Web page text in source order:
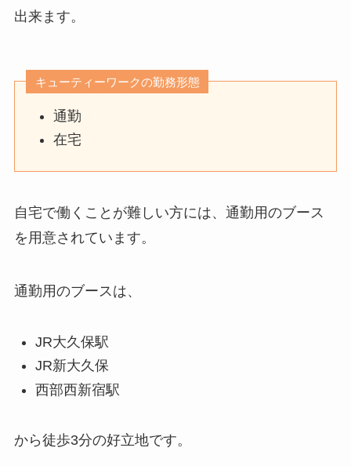
出来ます。
キューティーワークの勤務形態
通勤
在宅
自宅で働くことが難しい方には、通勤用のブース
を用意されています。
通勤用のブースは、
JR大久保駅
JR新大久保
西部西新宿駅
から徒歩3分の好立地です。